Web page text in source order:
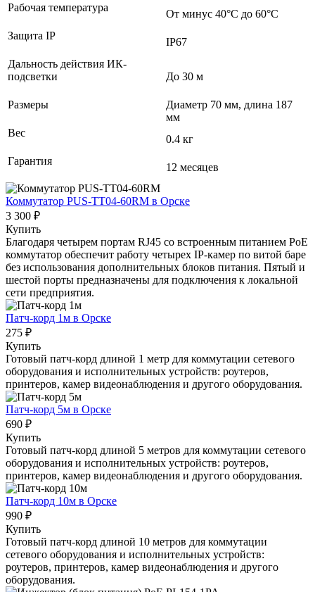
Рабочая температура
От минус 40°С до 60°С
Защита IP
IP67
Дальность действия ИК-
подсветки
До 30 м
Размеры
Диаметр 70 мм, длина 187
мм
Вес
0.4 кг
Гарантия
12 месяцев
Коммутатор PUS-TT04-60RM в Орске
3 300 ₽
Купить
Благодаря четырем портам RJ45 со встроенным питанием PoE
коммутатор обеспечит работу четырех IP-камер по витой баре
без использования дополнительных блоков питания. Пятый и
шестой порты предназначены для подключения к локальной
сети предприятия.
Патч-корд 1м в Орске
275 ₽
Купить
Готовый патч-корд длиной 1 метр для коммутации сетевого
оборудования и исполнительных устройств: роутеров,
принтеров, камер видеонаблюдения и другого оборудования.
Патч-корд 5м в Орске
690 ₽
Купить
Готовый патч-корд длиной 5 метров для коммутации сетевого
оборудования и исполнительных устройств: роутеров,
принтеров, камер видеонаблюдения и другого оборудования.
Патч-корд 10м в Орске
990 ₽
Купить
Готовый патч-корд длиной 10 метров для коммутации
сетевого оборудования и исполнительных устройств:
роутеров, принтеров, камер видеонаблюдения и другого
оборудования.